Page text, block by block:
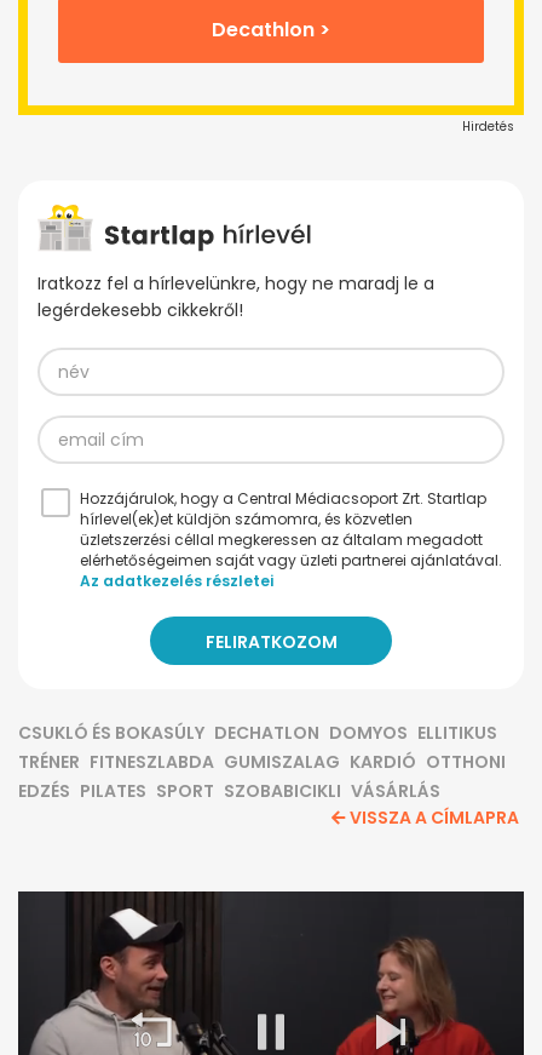
Decathlon >
Hirdetés
Iratkozz fel a hírlevelünkre, hogy ne maradj le a
legérdekesebb cikkekről!
Hozzájárulok, hogy a Central Médiacsoport Zrt. Startlap
hírlevel(ek)et küldjön számomra, és közvetlen
üzletszerzési céllal megkeressen az általam megadott
elérhetőségeimen saját vagy üzleti partnerei ajánlatával.
Az adatkezelés részletei
CSUKLÓ ÉS BOKASÚLY DECHATLON DOMYOS ELLITIKUS
TRÉNER FITNESZLABDA GUMISZALAG KARDIÓ OTTHONI
EDZÉS PILATES SPORT SZOBABICIKLI VÁSÁRLÁS
VISSZA A CÍMLAPRA